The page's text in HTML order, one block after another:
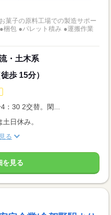
菓子の原料工場での製造サポー
・土木系
歩 15分）
30 2交替。閑...
日休み。
る
を見る